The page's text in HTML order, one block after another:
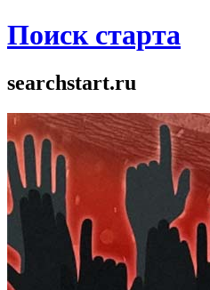
Поиск старта
searchstart.ru